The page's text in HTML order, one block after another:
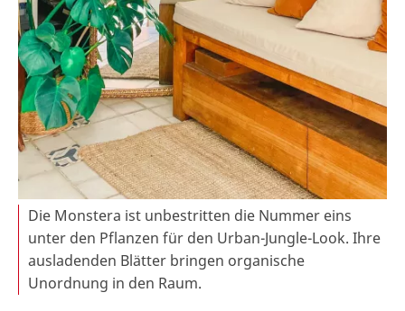
Die Monstera ist unbestritten die Nummer eins
unter den Pflanzen für den Urban-Jungle-Look. Ihre
ausladenden Blätter bringen organische
Unordnung in den Raum.